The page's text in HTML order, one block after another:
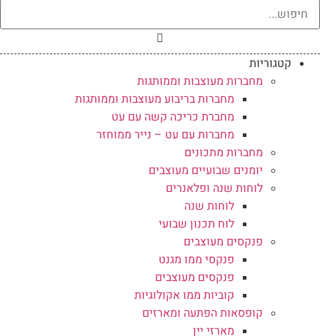
קטגוריות
מחברות מעוצבות וממותגות
מחברות בריבוע מעוצבות וממותגות
מחברת כריכה קשה עם עט
מחברות עם עט – נייר ממוחזר
מחברות מתכונים
יומנים שבועיים מעוצבים
לוחות שנה ופלאנרים
לוחות שנה
לוח תכנון שבועי
פנקסים מעוצבים
פנקסי ממו מגנט
פנקסים מעוצבים
קוביות ממו אקולוגיות
קופסאות הפתעה ומארזים
מארזי יין